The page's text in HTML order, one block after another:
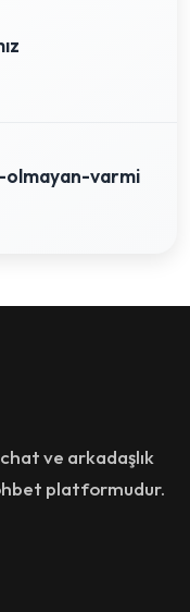
varmi
ve arkadaşlık
platformudur.